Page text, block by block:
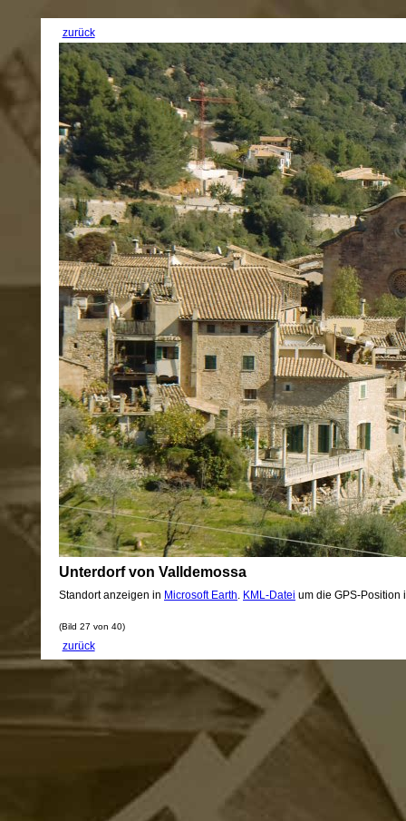
zurück
Unterdorf von Valldemossa
Standort anzeigen in Microsoft Earth KML-Datei um die GPS-Position
(Bild 27 von 40)
zurück